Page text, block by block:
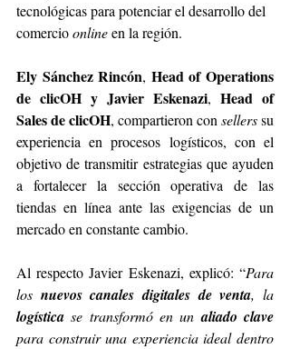
tecnológicas para potenciar el desarrollo del
comercio online en la región.
Ely Sánchez Rincón, Head of Operations
de clicOH y Javier Eskenazi, Head of
Sales de clicOH, compartieron con sellers su
experiencia en procesos logísticos, con el
objetivo de transmitir estrategias que ayuden
a fortalecer la sección operativa de las
tiendas en línea ante las exigencias de un
mercado en constante cambio.
Al respecto Javier Eskenazi, explicó: “Para
los nuevos canales digitales de venta
logística se transformó en un aliado clave
para construir una experiencia ideal dentro